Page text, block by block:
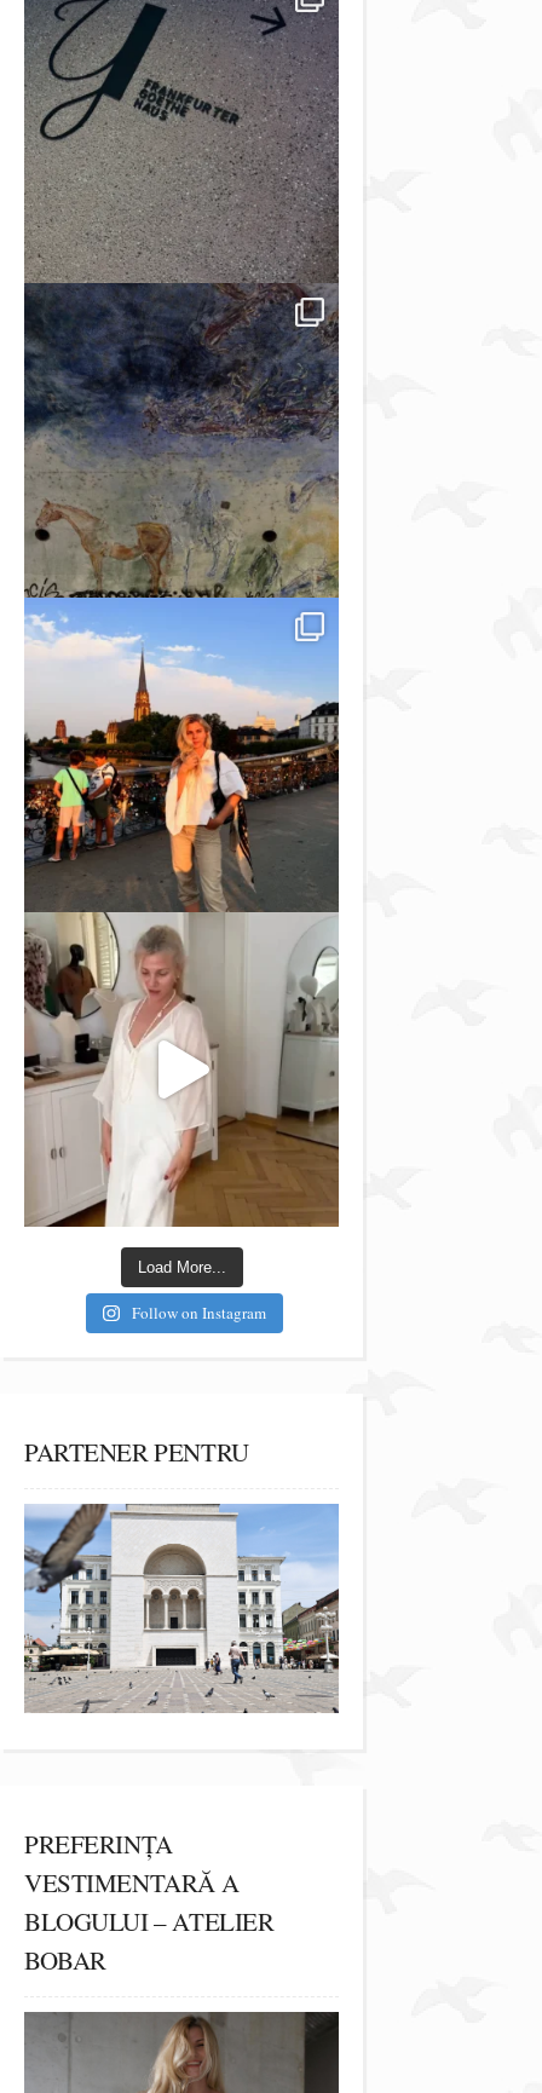
Load More...
Follow on Instagram
PARTENER PENTRU
PREFERINȚA
VESTIMENTARĂ A
BLOGULUI – ATELIER
BOBAR